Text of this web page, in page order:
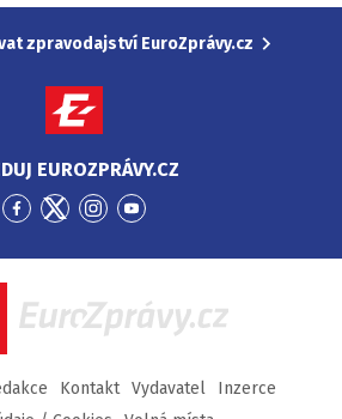
zpravodajství EuroZprávy.cz
EUROZPRÁVY.CZ
Přejít
Facebook
Přejít
Twitter
Přejít
Instagram
Přejít
YouTube
EuroZprávy.cz
Kontakt Vydavatel
Inzerce